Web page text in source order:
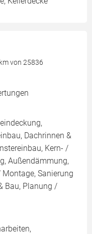
von 25836
Dachrinnen &
Kern- /
Außendämmung,
Sanierung
Bau, Planung /